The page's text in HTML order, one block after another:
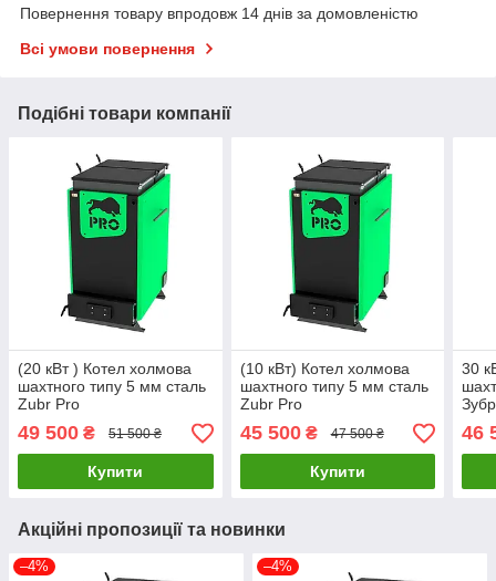
Повернення товару впродовж 14 днів за домовленістю
Всі умови повернення
Подібні товари компанії
(20 кВт ) Котел холмова
шахтного типу 5 мм сталь
Zubr Pro
49 500 ₴ 51 500 ₴
Купити
(10 кВт) Котел холмова
шахтного типу 5 мм сталь
Zubr Pro
45 500₴ 47 500 ₴
Купити
30
46
Акційні пропозиції та новинки
–4% –4%